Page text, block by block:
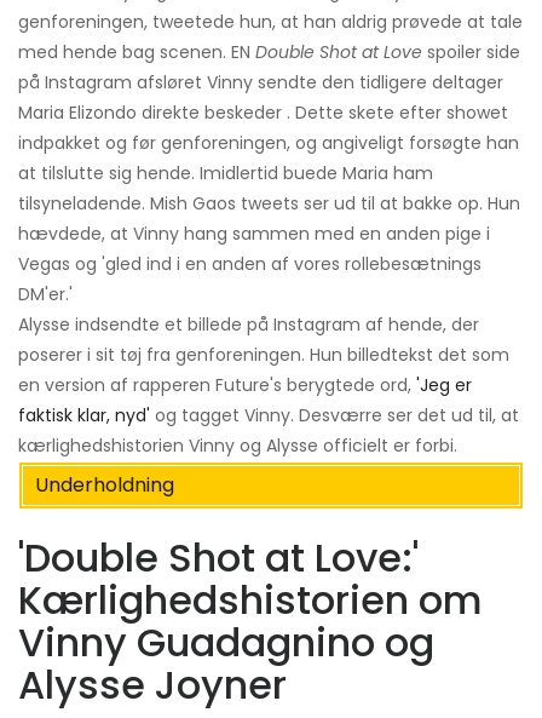
genforeningen, tweetede hun, at han aldrig prøvede at tale
med hende bag scenen. EN Double Shot at Love spoiler side
på Instagram afsløret Vinny sendte den tidligere deltager
Maria Elizondo direkte beskeder . Dette skete efter showet
indpakket og før genforeningen, og angiveligt forsøgte han
at tilslutte sig hende. Imidlertid buede Maria ham
tilsyneladende. Mish Gaos tweets ser ud til at bakke op. Hun
hævdede, at Vinny hang sammen med en anden pige i
Vegas og 'gled ind i en anden af ​​vores rollebesætnings
DM'er.'
Alysse indsendte et billede på Instagram af hende, der
poserer i sit tøj fra genforeningen. Hun billedtekst det som
en version af rapperen Future's berygtede ord, 'Jeg er
faktisk klar, nyd' og tagget Vinny. Desværre ser det ud til, at
kærlighedshistorien Vinny og Alysse officielt er forbi.
Underholdning
'Double Shot at Love:'
Kærlighedshistorien om
Vinny Guadagnino og
Alysse Joyner